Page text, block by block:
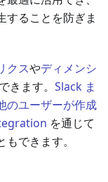
することを防ぎま
クスやディメンシ
きます。 Slack ま
のユーザーが作成
を通じて
できます。